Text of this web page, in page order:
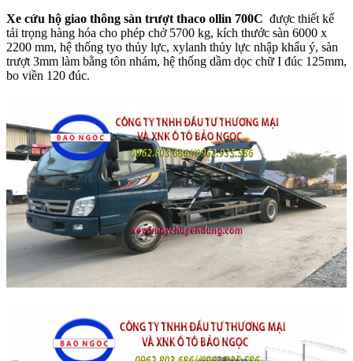
Xe cứu hộ giao thông sàn trượt thaco ollin 700C được thiết kế
tải trọng hàng hóa cho phép chở 5700 kg, kích thước sàn 6000 x
2200 mm, hệ thống tyo thủy lực, xylanh thủy lực nhập khẩu ý, sàn
trượt 3mm làm bằng tôn nhám, hệ thống dầm dọc chữ I đúc 125mm,
bo viền 120 đúc.